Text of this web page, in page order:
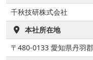
千秋技研株式会社
本社所在地
〒480-0133 愛知県丹羽